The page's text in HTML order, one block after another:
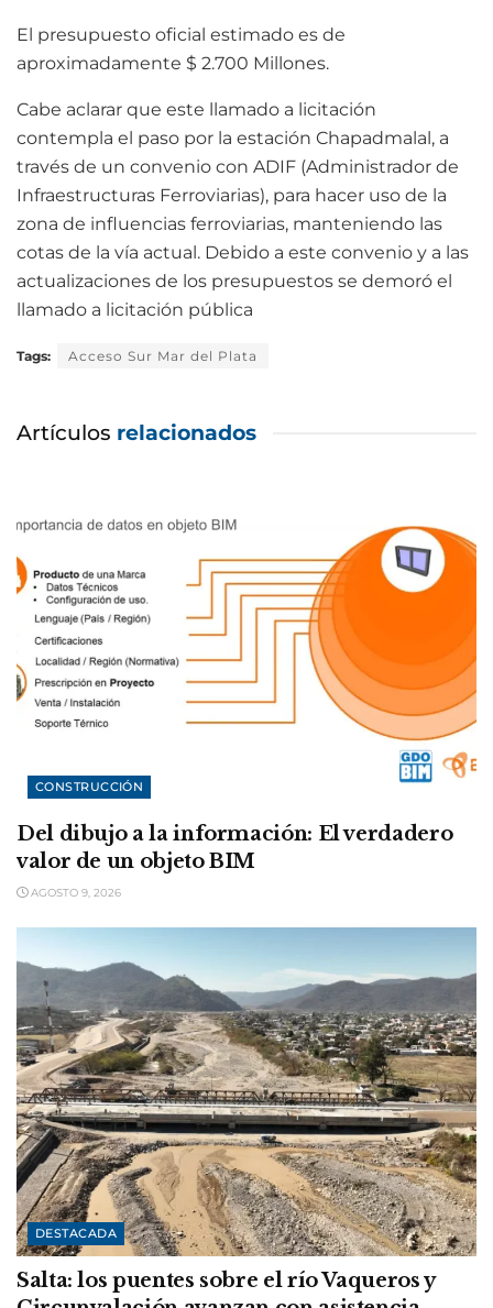
El presupuesto oficial estimado es de
aproximadamente $ 2.700 Millones.
Cabe aclarar que este llamado a licitación
contempla el paso por la estación Chapadmalal, a
través de un convenio con ADIF (Administrador de
Infraestructuras Ferroviarias), para hacer uso de la
zona de influencias ferroviarias, manteniendo las
cotas de la vía actual. Debido a este convenio y a las
actualizaciones de los presupuestos se demoró el
llamado a licitación pública
Tags: Acceso Sur Mar del Plata
Artículos relacionados
CONSTRUCCIÓN
Del dibujo a la información: El verdadero
valor de un objeto BIM
AGOSTO 9, 2026
DESTACADA
Salta: los puentes sobre el río Vaqueros y